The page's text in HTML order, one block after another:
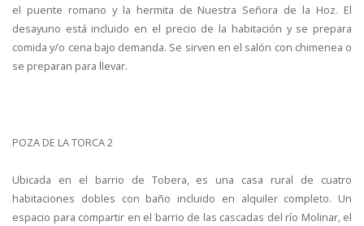
el puente romano y la hermita de Nuestra Señora de la Hoz. El
desayuno está incluido en el precio de la habitación y se prepara
comida y/o cena bajo demanda. Se sirven en el salón con chimenea o
se preparan para llevar.
POZA DE LA TORCA 2
Ubicada en el barrio de Tobera, es una casa rural de cuatro
habitaciones dobles con baño incluido en alquiler completo. Un
espacio para compartir en el barrio de las cascadas del río Molinar, el